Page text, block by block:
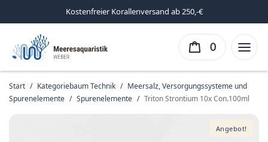
Kostenfreier Korallenversand ab 250,-€
0
Start / Kategoriebaum Technik / Meersalz, Versorgungssysteme und
Spurenelemente / Spurenelemente / Triton Strontium 10x Con.100ml
Angebot!